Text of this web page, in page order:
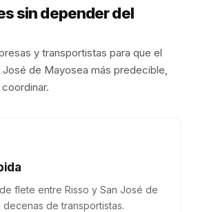
sin depender del
y transportistas para que el
José de Mayosea más predecible,
flete entre Risso y San José de
decenas de transportistas.